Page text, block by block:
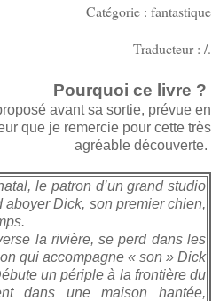
Catégorie : fantastique
Traducteur : /.
Pourquoi ce livre ?
avant sa sortie, prévue en
que je remercie pour cette très
agréable découverte.
le patron d’un grand studio
Dick, son premier chien,
la rivière, se perd dans les
qui accompagne « son » Dick
un périple à la frontière du
dans une maison hantée,